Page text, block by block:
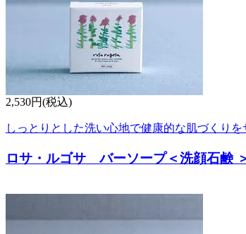
2,530円(税込)
しっとりとした洗い心地で健康的な肌づくりを
ロサ・ルゴサ バーソープ＜洗顔石鹸